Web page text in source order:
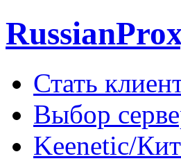
Стать
Выбор
Keenetic/